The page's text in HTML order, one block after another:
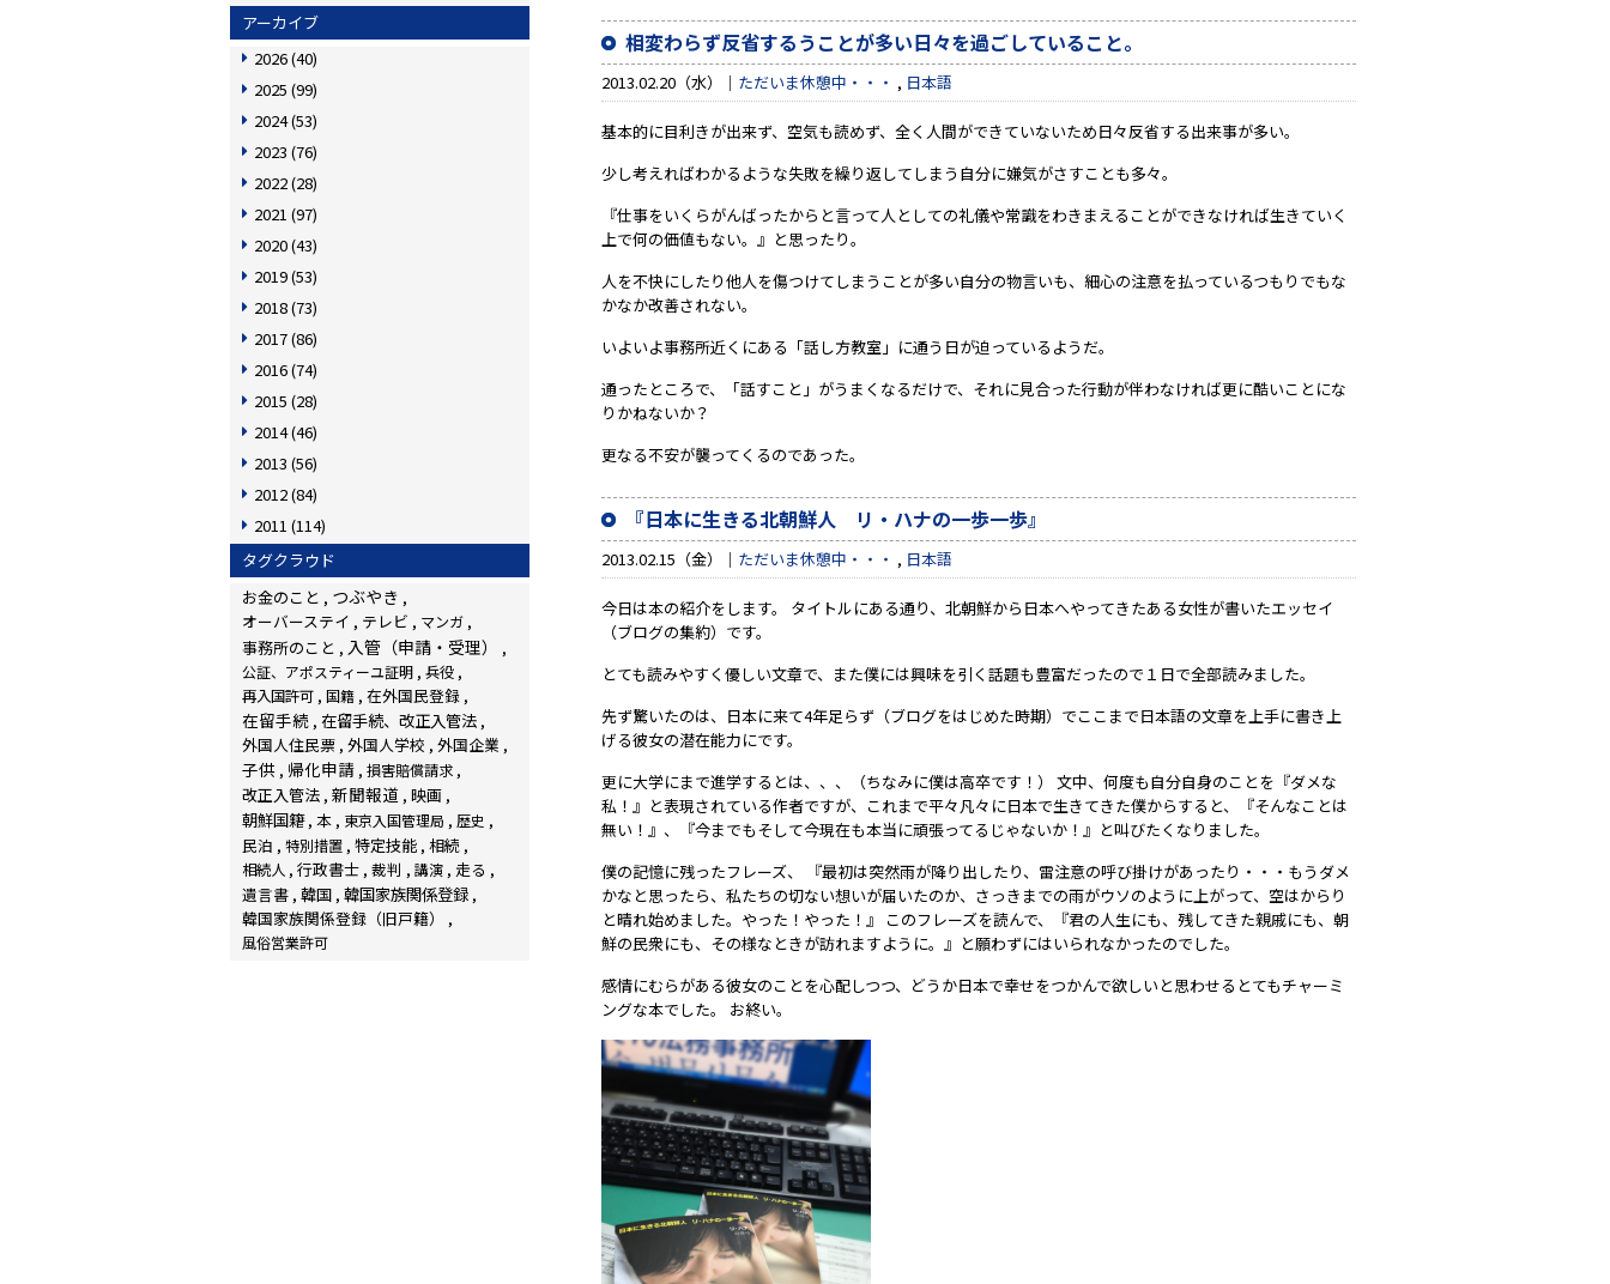
相変わらず反省するうことが多い日々を過ごしていること。
2013.02.20（水） ただいま休憩中・・・ , 日本語
基本的に目利きが出来ず、空気も読めず、全く人間ができていないため日々反省する出来事が多い。
少し考えればわかるような失敗を繰り返してしまう自分に嫌気がさすことも多々。
『仕事をいくらがんばったからと言って人としての礼儀や常識をわきまえることができなければ生きていく
上で何の価値もない。』と思ったり。
人を不快にしたり他人を傷つけてしまうことが多い自分の物言いも、細心の注意を払っているつもりでもな
かなか改善されない。
いよいよ事務所近くにある「話し方教室」に通う日が迫っているようだ。
通ったところで、「話すこと」がうまくなるだけで、それに見合った行動が伴わなければ更に酷いことにな
りかねないか？
更なる不安が襲ってくるのであった。
『日本に生きる北朝鮮人 リ・ハナの一歩一歩』
2013.02.15（金） ただいま休憩中・・・ , 日本語
今日は本の紹介をします。 タイトルにある通り、北朝鮮から日本へやってきたある女性が書いたエッセイ
（ブログの集約）です。
とても読みやすく優しい文章で、また僕には興味を引く話題も豊富だったので１日で全部読みました。
先ず驚いたのは、日本に来て4年足らず（ブログをはじめた時期）でここまで日本語の文章を上手に書き上
げる彼女の潜在能力にです。
更に大学にまで進学するとは、、、（ちなみに僕は高卒です！） 文中、何度も自分自身のことを『ダメな
私！』と表現されている作者ですが、これまで平々凡々に日本で生きてきた僕からすると、『そんなことは
無い！』、『今までもそして今現在も本当に頑張ってるじゃないか！』と叫びたくなりました。
僕の記憶に残ったフレーズ、 『最初は突然雨が降り出したり、雷注意の呼び掛けがあったり・・・もうダメ
かなと思ったら、私たちの切ない想いが届いたのか、さっきまでの雨がウソのように上がって、空はからり
と晴れ始めました。やった！やった！』 このフレーズを読んで、『君の人生にも、残してきた親戚にも、朝
鮮の民衆にも、その様なときが訪れますように。』と願わずにはいられなかったのでした。
感情にむらがある彼女のことを心配しつつ、どうか日本で幸せをつかんで欲しいと思わせるとてもチャーミ
ングな本でした。 お終い。
アーカイブ
2026(40)
2025 (99)
2024(53)
2023 (76)
2022(28)
2021 (97)
2020(43)
2019(53)
2018(73)
2017(86)
2016(74)
2015 (28)
2014(46)
2013 (56)
2012(84)
2011 (114)
タグクラウド
お金のこと
つぶやき
オーバーステイ テレビ マンガ
事務所のこと 入管（申請・受理）
公証、アポスティーユ証明 兵役
再入国許可 国籍 在外国民登録
在留手続 在留手続、改正入管法
外国人住民票 外国人学校 外国企業
子供 帰化申請 損害賠償請求
改正入管法 新聞報道 映画
朝鮮国籍 本 東京入国管理局 歴史
民泊 特別措置 特定技能 相続
相続人 行政書士 裁判 講演
走る
遺言書 韓国 韓国家族関係登録
韓国家族関係登録（旧戸籍）
風俗営業許可